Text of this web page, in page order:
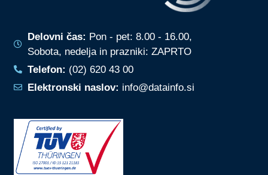
Delovni čas: Pon - pet: 8.00 - 16.00,
Sobota, nedelja in prazniki: ZAPRTO
Telefon: (02) 620 43 00
Elektronski naslov: info@datainfo.si